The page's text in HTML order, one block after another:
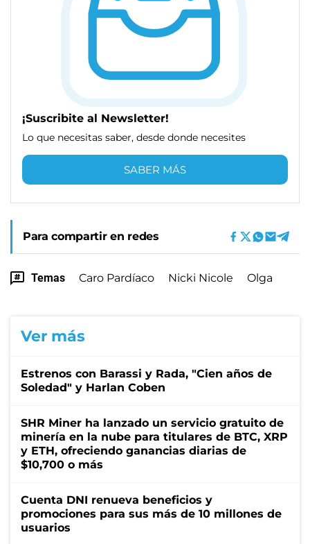
¡Suscribite al Newsletter!
Lo que necesitas saber, desde donde necesites
SABER MÁS
Para compartir en redes
Temas Caro Pardíaco Nicki Nicole Olga
Ver más
Estrenos con Barassi y Rada, "Cien años de
Soledad" y Harlan Coben
SHR Miner ha lanzado un servicio gratuito de
minería en la nube para titulares de BTC, XRP
y ETH, ofreciendo ganancias diarias de
$10,700 o más
Cuenta DNI renueva beneficios y
promociones para sus más de 10 millones de
usuarios